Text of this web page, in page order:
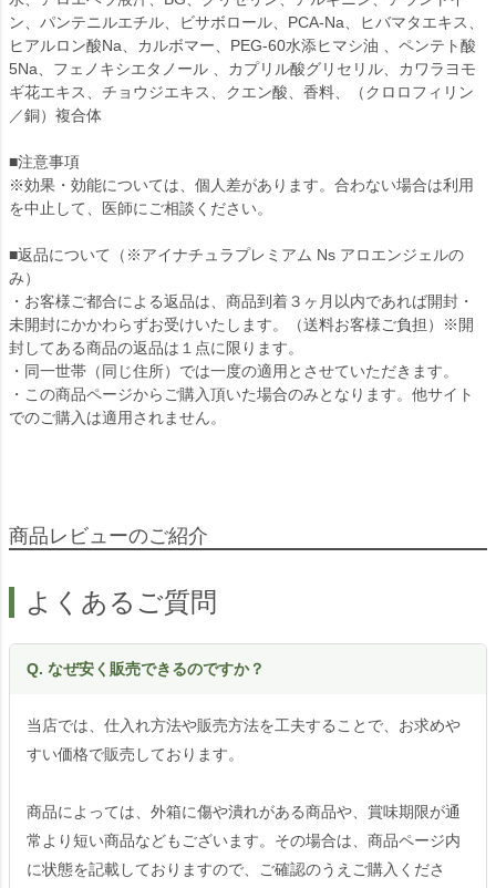
ン、パンテニルエチル、ビサボロール、PCA-Na、ヒバマタエキス、
ヒアルロン酸Na、カルボマー、PEG-60水添ヒマシ油 、ペンテト酸
5Na、フェノキシエタノール 、カプリル酸グリセリル、カワラヨモ
ギ花エキス、チョウジエキス、クエン酸、香料、（クロロフィリン
／銅）複合体
■注意事項
※効果・効能については、個人差があります。合わない場合は利用
を中止して、医師にご相談ください。
■返品について（※アイナチュラプレミアム Ns アロエンジェルの
み）
・お客様ご都合による返品は、商品到着３ヶ月以内であれば開封・
未開封にかかわらずお受けいたします。（送料お客様ご負担）※開
封してある商品の返品は１点に限ります。
・同一世帯（同じ住所）では一度の適用とさせていただきます。
・この商品ページからご購入頂いた場合のみとなります。他サイト
でのご購入は適用されません。
商品レビューのご紹介
よくあるご質問
Q. なぜ安く販売できるのですか？
当店では、仕入れ方法や販売方法を工夫することで、お求めや
すい価格で販売しております。
商品によっては、外箱に傷や潰れがある商品や、賞味期限が通
常より短い商品などもございます。その場合は、商品ページ内
に状態を記載しておりますので、ご確認のうえご購入くださ